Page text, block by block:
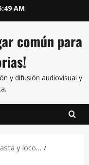
AM
común para
y difusión audiovisual y
y loco…